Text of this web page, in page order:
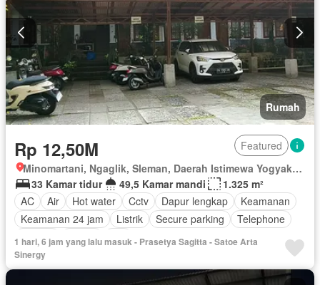
Rumah
Rp 12,50M
Featured
Minomartani, Ngaglik, Sleman, Daerah Istimewa Yogyakarta
33 Kamar tidur
49,5 Kamar mandi
1.325 m²
AC
Air Hot water Cctv Dapur lengkap
Keamanan
Keamanan 24 jam
Listrik Secure parking
Telephone
Televisi
Garasi Wifi
1 hari, 6 jam yang lalu masuk - Prasetya Sagitta - Satoe Arta
Sinergy